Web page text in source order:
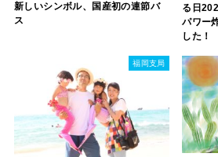
新しいシンボル、国産初の連節バ
ス
る日
パワー
した！
福岡支局